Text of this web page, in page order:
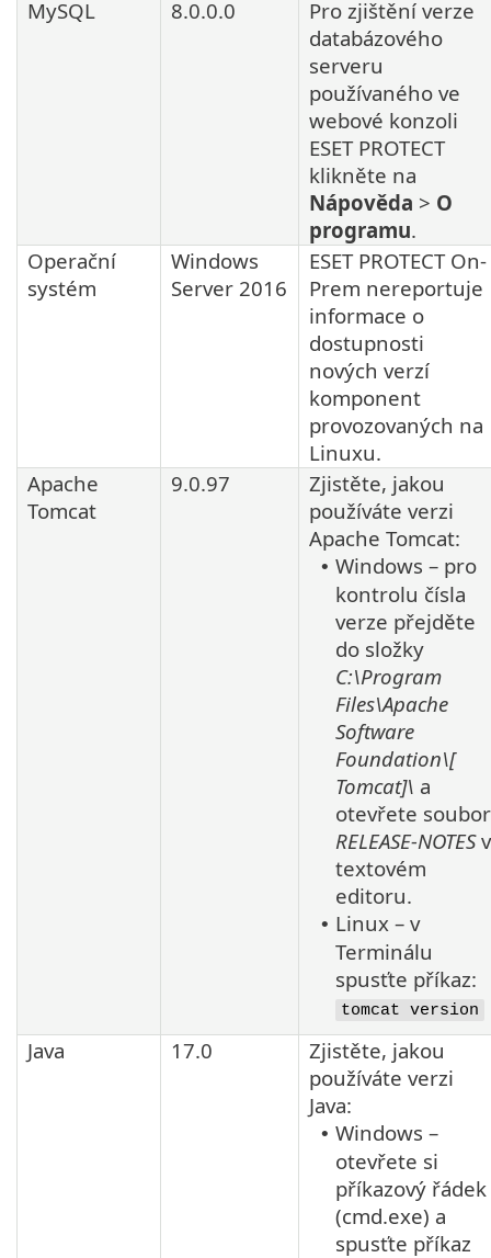
MySQL 8.0.0.0
Pro zjištění verze
databázového
serveru
používaného ve
webové konzoli
ESET PROTECT
klikněte na
Nápověda > O
programu.
Operační
systém
Windows
Server 2016
ESET PROTECT On-
Prem nereportuje
informace o
dostupnosti
nových verzí
komponent
provozovaných na
Linuxu.
Apache
Tomcat
9.0.97
Zjistěte, jakou
používáte verzi
Apache Tomcat:
• Windows – pro
kontrolu čísla
verze přejděte
do složky
C:\Program
Files\Apache
Software
Foundation\[
Tomcat]\ a
otevřete soubor
RELEASE-NOTESv
textovém
editoru.
• Linux – v
Terminálu
spusťte příkaz:
tomcat version
Java 17.0
Zjistěte, jakou
používáte verzi
Java:
• Windows –
otevřete si
příkazový řádek
(cmd.exe) a
spusťte příkaz